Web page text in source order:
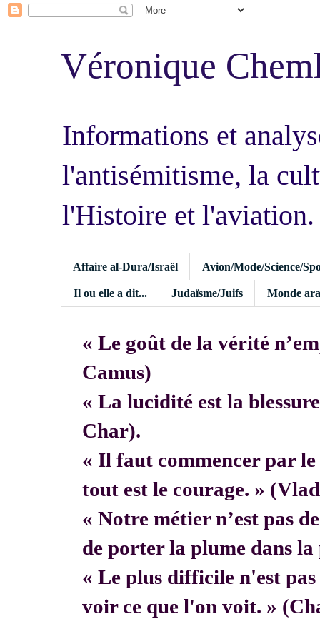
Véronique
Informations et
l'antisémitisme, la
l'Histoire et l'aviation.
Affaire al-Dura/Israël Avion/Mode/Science/
Il ou elle a dit... Judaïsme/Juifs Monde
« Le goût de la vérité
Camus)
« La lucidité est la
Char).
« Il faut commencer par le
tout est le courage. »
« Notre métier n’est pas
de porter la plume dans
« Le plus difficile n'est
voir ce que l'on voit. »